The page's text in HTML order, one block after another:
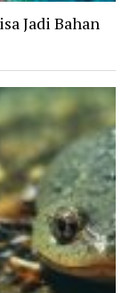
Jadi Bahan